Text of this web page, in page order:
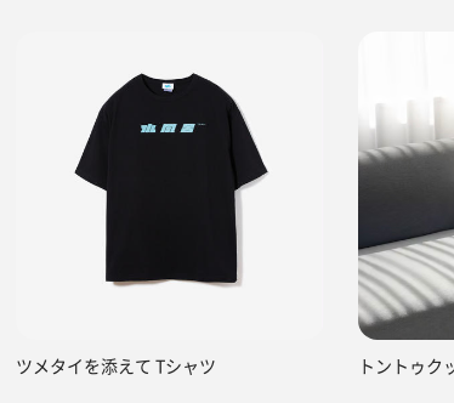
ツメタイを添えて Tシャツ トントゥク